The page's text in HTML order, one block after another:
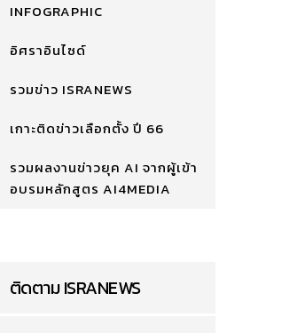
INFOGRAPHIC
อิศราอินไซด์
รวมข่าว ISRANEWS
เกาะติดข่าวเลือกตั้ง ปี 66
รวมผลงานข่าวยุค AI จากผู้เข้า
อบรมหลักสูตร AI4MEDIA
ติดตาม ISRANEWS